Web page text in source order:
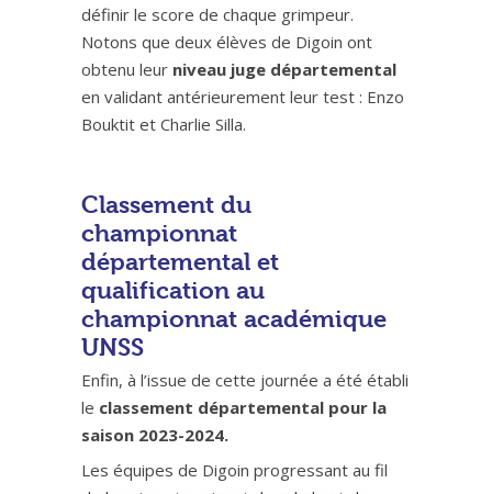
définir le score de chaque grimpeur.
Notons que deux élèves de Digoin ont
obtenu leur niveau juge départemental
en validant antérieurement leur test : Enzo
Bouktit et Charlie Silla.
Classement du
championnat
départemental et
qualification au
championnat académique
UNSS
Enfin, à l’issue de cette journée a été établi
le classement départemental pour la
saison 2023-2024.
Les équipes de Digoin progressant au fil